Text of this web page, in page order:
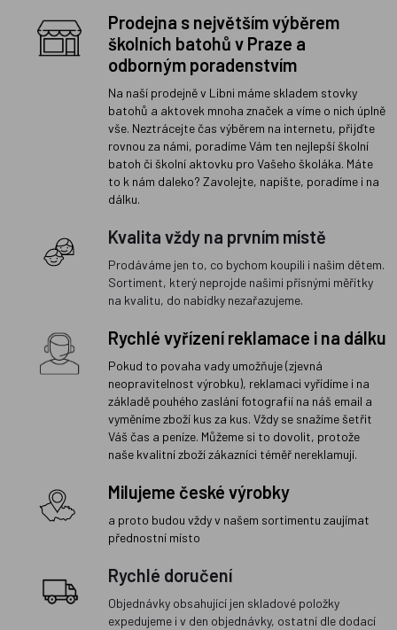
Prodejna s největším výběrem
školních batohů v Praze a
odborným poradenstvím
Na naší prodejně v Libni máme skladem stovky
batohů a aktovek mnoha značek a víme o nich úplně
vše. Neztrácejte čas výběrem na internetu, přijďte
rovnou za námi, poradíme Vám ten nejlepší školní
batoh či školní aktovku pro Vašeho školáka. Máte
to k nám daleko? Zavolejte, napište, poradíme i na
dálku.
Kvalita vždy na prvním místě
Prodáváme jen to, co bychom koupili i našim dětem.
Sortiment, který neprojde našimi přísnými měřítky
na kvalitu, do nabídky nezařazujeme.
Rychlé vyřízení reklamace i na dálku
Pokud to povaha vady umožňuje (zjevná
neopravitelnost výrobku), reklamaci vyřídíme i na
základě pouhého zaslání fotografií na náš email a
vyměníme zboží kus za kus. Vždy se snažíme šetřit
Váš čas a peníze. Můžeme si to dovolit, protože
naše kvalitní zboží zákazníci téměř nereklamují.
Milujeme české výrobky
a proto budou vždy v našem sortimentu zaujímat
přednostní místo
Rychlé doručení
Objednávky obsahující jen skladové položky
expedujeme i v den objednávky, ostatní dle dodací